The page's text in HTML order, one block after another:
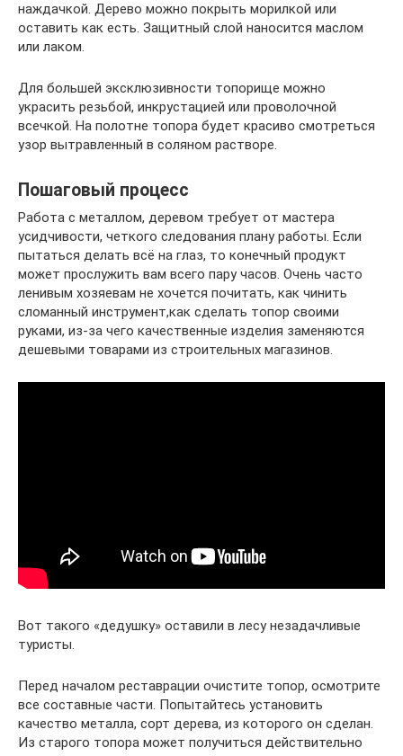
наждачкой. Дерево можно покрыть морилкой или
оставить как есть. Защитный слой наносится маслом
или лаком.
Для большей эксклюзивности топорище можно
украсить резьбой, инкрустацией или проволочной
всечкой. На полотне топора будет красиво смотреться
узор вытравленный в соляном растворе.
Пошаговый процесс
Работа с металлом, деревом требует от мастера
усидчивости, четкого следования плану работы. Если
пытаться делать всё на глаз, то конечный продукт
может прослужить вам всего пару часов. Очень часто
ленивым хозяевам не хочется почитать, как чинить
сломанный инструмент,как сделать топор своими
руками, из-за чего качественные изделия заменяются
дешевыми товарами из строительных магазинов.
Вот такого «дедушку» оставили в лесу незадачливые
туристы.
Перед началом реставрации очистите топор, осмотрите
все составные части. Попытайтесь установить
качество металла, сорт дерева, из которого он сделан.
Из старого топора может получиться действительно